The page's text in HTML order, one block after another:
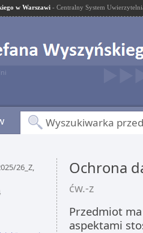
w Warszawi - Centralny System
Wyszukiwarka
26_Z,
Ochrona
ćw.-z
Przedmiot
aspektami